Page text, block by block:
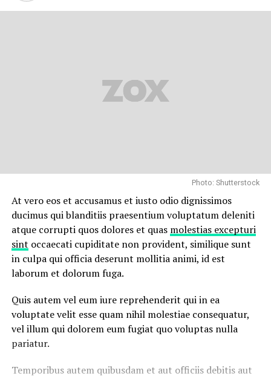
Photo: Shutterstock
At vero eos et accusamus et iusto odio dignissimos
ducimus qui blanditiis praesentium voluptatum deleniti
atque corrupti quos dolores et quas molestias excepturi
sint occaecati cupiditate non provident, similique sunt
in culpa qui officia deserunt mollitia animi, id est
laborum et dolorum fuga.
Quis autem vel eum iure reprehenderit qui in ea
voluptate velit esse quam nihil molestiae consequatur,
vel illum qui dolorem eum fugiat quo voluptas nulla
pariatur.
Temporibus autem quibusdam et aut officiis debitis aut